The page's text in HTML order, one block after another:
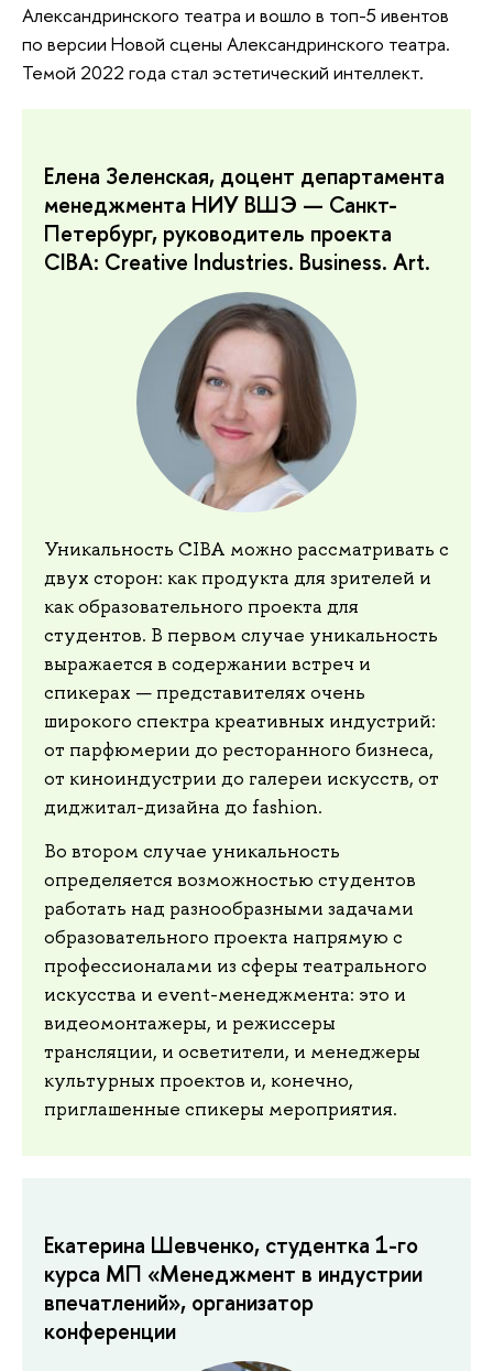
Александринского театра и вошло в топ-5 ивентов
по версии Новой сцены Александринского театра.
Темой 2022 года стал эстетический интеллект.
Елена Зеленская, доцент департамента
менеджмента НИУ ВШЭ — Санкт-
Петербург, руководитель проекта
CIBA: Creative Industries. Business. Art.
Уникальность CIBA можно рассматривать с
двух сторон: как продукта для зрителей и
как образовательного проекта для
студентов. В первом случае уникальность
выражается в содержании встреч и
спикерах — представителях очень
широкого спектра креативных индустрий:
от парфюмерии до ресторанного бизнеса,
от киноиндустрии до галереи искусств, от
диджитал-дизайна до fashion.
Во втором случае уникальность
определяется возможностью студентов
работать над разнообразными задачами
образовательного проекта напрямую с
профессионалами из сферы театрального
искусства и event-менеджмента: это и
видеомонтажеры, и режиссеры
трансляции, и осветители, и менеджеры
культурных проектов и, конечно,
приглашенные спикеры мероприятия.
Екатерина Шевченко, студентка 1-го
курса МП «Менеджмент в индустрии
впечатлений», организатор
конференции